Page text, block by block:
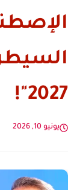
2027"!
يونيو 10, 2026